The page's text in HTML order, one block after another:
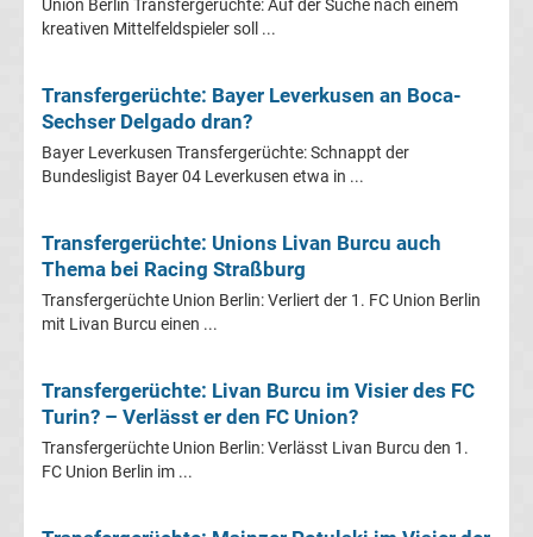
Europa
Conference
League
League
La
Liga
Serie
Union Berlin Transfergerüchte: Auf der Suche nach einem
kreativen Mittelfeldspieler soll ...
Transfergerüchte: Bayer Leverkusen an Boca-
Sechser Delgado dran?
Bayer Leverkusen Transfergerüchte: Schnappt der
Bundesligist Bayer 04 Leverkusen etwa in ...
Transfergerüchte: Unions Livan Burcu auch
Thema bei Racing Straßburg
Transfergerüchte Union Berlin: Verliert der 1. FC Union Berlin
mit Livan Burcu einen ...
Transfergerüchte: Livan Burcu im Visier des FC
Turin? – Verlässt er den FC Union?
Transfergerüchte Union Berlin: Verlässt Livan Burcu den 1.
FC Union Berlin im ...